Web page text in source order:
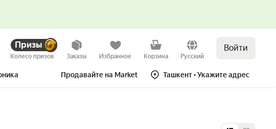
Призы
Колесо призов Заказы Избранное Корзина Русский
Войти
Продавайте на Market Ташкент• Укажите адрес